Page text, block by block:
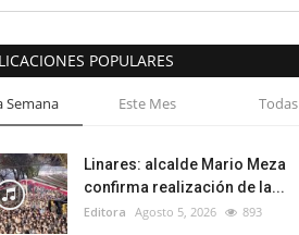
POPULARES
Semana Este Mes Todas
Linares: alcalde Mario Meza
confirma realización de la...
Editora Agosto 5, 2026 893